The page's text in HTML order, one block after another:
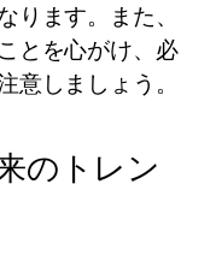
ります。また、
とを心がけ、必
意しましょう。
のトレン